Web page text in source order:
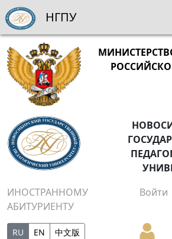
ИНОСТРАННОМУ
АБИТУРИЕНТУ
Войти
RU EN 中文版
НГПУ